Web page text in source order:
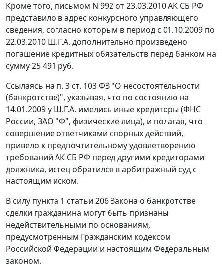
Кроме того, письмом N 992 от 23.03.2010 АК СБ РФ
представило в адрес конкурсного управляющего
сведения, согласно которым в период с 01.10.2009 по
22.03.2010 Ш.Г.А. дополнительно произведено
погашение кредитных обязательств перед банком на
сумму 25 491 руб.
Ссылаясь на п. 3 ст. 103ФЗ "О несостоятельности
(банкротстве)", указывая, что по состоянию на
14.01.2009 у Ш.Г.А. имелись иные кредиторы (ФНС
России, ЗАО "Ф", физические лица), и полагая, что
совершение ответчиками спорных действий,
привело к предпочтительному удовлетворению
требований АК СБ РФ перед другими кредиторами
должника, истец обратился в арбитражный суд с
настоящим иском.
В силу пункта 1 статьи 206Закона о банкротстве
сделки гражданина могут быть признаны
недействительными по основаниям,
предусмотренным Гражданским кодексом
Российской Федерации и настоящим Федеральным
законом.